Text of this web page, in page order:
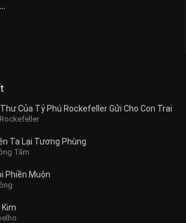
Những Lẽ Thật Thay Đổi Cuộc Đời
Của Tỷ Phú Rockefeller Gửi Cho Con Trai
Ta Lại Tương Phùng
Tâm
Phiền Muộn
Kim